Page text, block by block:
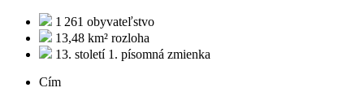
1 261 obyvateľstvo
13,48 km² rozloha
13. století 1. písomná zmienka
Cím